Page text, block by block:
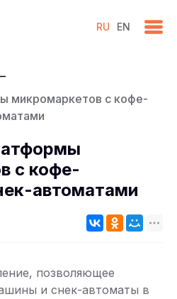
RU EN
микромаркетов с кофе-
с кофе-
автоматами
позволяющее
и снек-автоматы в